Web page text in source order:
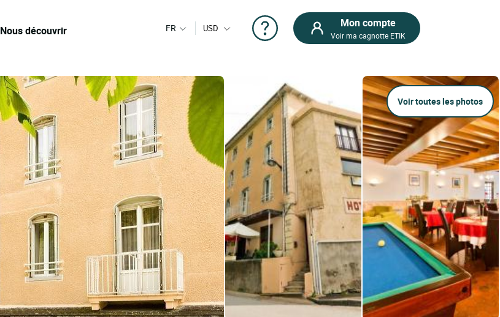
Nous découvrir FR USD Mon compte
Voir ma cagnotte ETIK
Voir toutes les photos